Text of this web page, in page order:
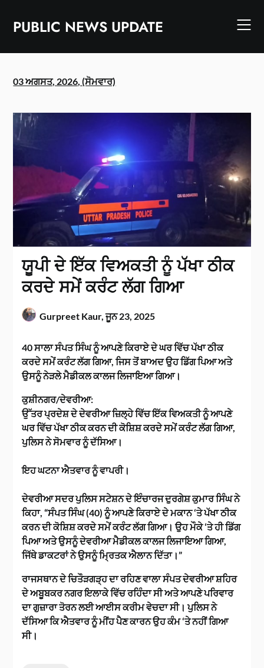
contentPUBLIC NEWS UPDATE
03 ਅਗਸਤ, 2026, (ਸੋਮਵਾਰ)
ਯੂਪੀ ਦੇ ਇੱਕ ਵਿਅਕਤੀ ਨੂੰ ਪੱਖਾ ਠੀਕ
ਕਰਦੇ ਸਮੇਂ ਕਰੰਟ ਲੱਗ ਗਿਆ
Gurpreet Kaur,ਜੂਨ 23, 2025
40 ਸਾਲਾ ਸੰਪਤ ਸਿੰਘ ਨੂੰ ਆਪਣੇ ਕਿਰਾਏ ਦੇ ਘਰ ਵਿੱਚ ਪੱਖਾ ਠੀਕ
ਕਰਦੇ ਸਮੇਂ ਕਰੰਟ ਲੱਗ ਗਿਆ, ਜਿਸ ਤੋਂ ਬਾਅਦ ਉਹ ਡਿੱਗ ਪਿਆ ਅਤੇ
ਉਸਨੂੰ ਨੇੜਲੇ ਮੈਡੀਕਲ ਕਾਲਜ ਲਿਜਾਇਆ ਗਿਆ।
ਕੁਸ਼ੀਨਗਰ/ਦੇਵਰੀਆ:
ਉੱਤਰ ਪ੍ਰਦੇਸ਼ ਦੇ ਦੇਵਰੀਆ ਜ਼ਿਲ੍ਹੇ ਵਿੱਚ ਇੱਕ ਵਿਅਕਤੀ ਨੂੰ ਆਪਣੇ
ਘਰ ਵਿੱਚ ਪੱਖਾ ਠੀਕ ਕਰਨ ਦੀ ਕੋਸ਼ਿਸ਼ ਕਰਦੇ ਸਮੇਂ ਕਰੰਟ ਲੱਗ ਗਿਆ,
ਪੁਲਿਸ ਨੇ ਸੋਮਵਾਰ ਨੂੰ ਦੱਸਿਆ।
ਇਹ ਘਟਨਾ ਐਤਵਾਰ ਨੂੰ ਵਾਪਰੀ।
ਦੇਵਰੀਆ ਸਦਰ ਪੁਲਿਸ ਸਟੇਸ਼ਨ ਦੇ ਇੰਚਾਰਜ ਦੁਰਗੇਸ਼ ਕੁਮਾਰ ਸਿੰਘ ਨੇ
ਕਿਹਾ, “ਸੰਪਤ ਸਿੰਘ (40) ਨੂੰ ਆਪਣੇ ਕਿਰਾਏ ਦੇ ਮਕਾਨ ‘ਤੇ ਪੱਖਾ ਠੀਕ
ਕਰਨ ਦੀ ਕੋਸ਼ਿਸ਼ ਕਰਦੇ ਸਮੇਂ ਕਰੰਟ ਲੱਗ ਗਿਆ। ਉਹ ਮੌਕੇ ‘ਤੇ ਹੀ ਡਿੱਗ
ਪਿਆ ਅਤੇ ਉਸਨੂੰ ਦੇਵਰੀਆ ਮੈਡੀਕਲ ਕਾਲਜ ਲਿਜਾਇਆ ਗਿਆ,
ਜਿੱਥੇ ਡਾਕਟਰਾਂ ਨੇ ਉਸਨੂੰ ਮ੍ਰਿਤਕ ਐਲਾਨ ਦਿੱਤਾ।”
ਰਾਜਸਥਾਨ ਦੇ ਚਿਤੌੜਗੜ੍ਹ ਦਾ ਰਹਿਣ ਵਾਲਾ ਸੰਪਤ ਦੇਵਰੀਆ ਸ਼ਹਿਰ
ਦੇ ਅਬੂਬਕਰ ਨਗਰ ਇਲਾਕੇ ਵਿੱਚ ਰਹਿੰਦਾ ਸੀ ਅਤੇ ਆਪਣੇ ਪਰਿਵਾਰ
ਦਾ ਗੁਜ਼ਾਰਾ ਤੋਰਨ ਲਈ ਆਈਸ ਕਰੀਮ ਵੇਚਦਾ ਸੀ। ਪੁਲਿਸ ਨੇ
ਦੱਸਿਆ ਕਿ ਐਤਵਾਰ ਨੂੰ ਮੀਂਹ ਪੈਣ ਕਾਰਨ ਉਹ ਕੰਮ ‘ਤੇ ਨਹੀਂ ਗਿਆ
ਸੀ।